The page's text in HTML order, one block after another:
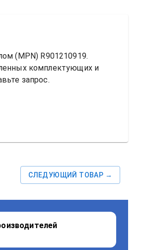
(MPN) R901210919.
комплектующих и
запрос.
СЛЕДУЮЩИЙ ТОВАР →